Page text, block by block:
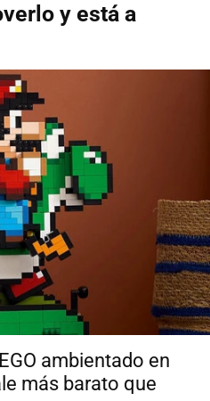
y está a
ambientado en
más barato que